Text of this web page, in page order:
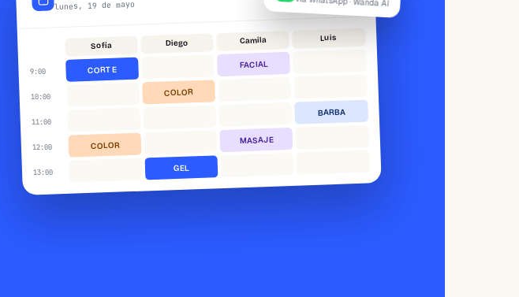
lunes, 19 de mayo
Sofía Diego Camila Luis
9:00 CORTE FACIAL
10:00 COLOR
11:00
BARBA
12:00 COLOR MASAJE
13:00 GEL